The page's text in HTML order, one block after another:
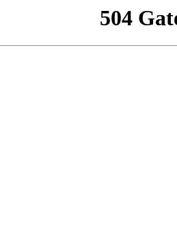
504